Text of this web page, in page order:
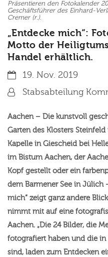
Präsentieren den Fotokalender
Geschäftsführer des Einhard-
Cremer (r.).
„Entdecke mich“:
Motto der
Handel erhältlich.
Datum:19. Nov. 2019
Von:Stabsabteilung
Aachen – Die kunstvoll
Garten des Klosters
Kapelle in Giescheid bei
im Bistum Aachen, der
Kopf gestellt oder ein
dem Barmener See in Jülich
mich“ zeigt ganz andere
nimmt mit auf eine
Aachen. „Die 24 Bilder, die
fotografiert haben und die
sind, laden zum Entdecken